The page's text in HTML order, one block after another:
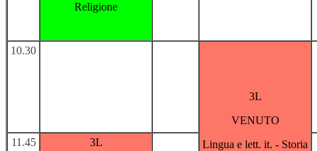
Religione
10.30
3L
VENUTO
Lingua e lett. it. - Storia
11.45
3L